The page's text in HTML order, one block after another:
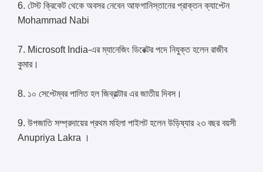
6. টেস্ট ক্রিকেট থেকে অবসর নেবেন আফগানিস্তানের প্রাক্তন ক্যাপ্টেন
Mohammad Nabi
7. Microsoft India-এর ম্যানেজিং ডিরেক্টর পদে নিযুক্ত হলেন রাজীব
কুমার।
8. ১০ সেপ্টেম্বর পালিত হল জিব্রাল্টার এর জাতীয় দিবস।
9. উপজাতি সম্প্রদায়ের প্রথম মহিলা পাইলট হলেন উড়িষ্যার ২৩ বছর বয়সী
Anupriya Lakra ।